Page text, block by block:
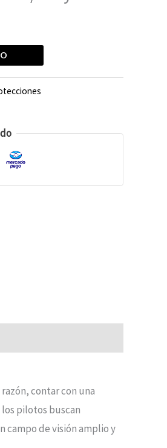
contar con una
pilotos buscan
campo de visión amplio y